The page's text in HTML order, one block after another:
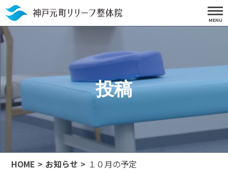
投稿
HOME お知らせ １０月の予定